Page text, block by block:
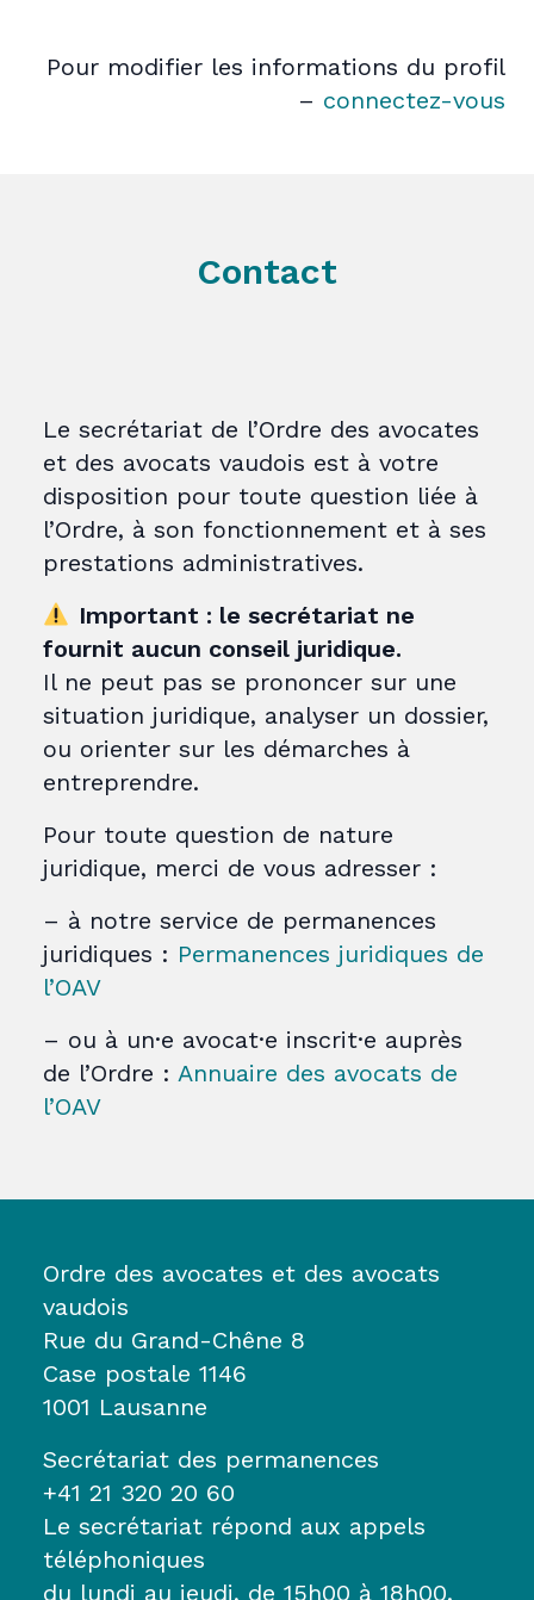
Pour modifier les informations du profil
– connectez-vous
Contact
Le secrétariat de l’Ordre des avocates
et des avocats vaudois est à votre
disposition pour toute question liée à
l’Ordre, à son fonctionnement et à ses
prestations administratives.
Important : le secrétariat ne
fournit aucun conseil juridique.
Il ne peut pas se prononcer sur une
situation juridique, analyser un dossier,
ou orienter sur les démarches à
entreprendre.
Pour toute question de nature
juridique, merci de vous adresser :
– à notre service de permanences
juridiques : Permanences juridiques de
l’OAV
– ou à un·e avocat·e inscrit·e auprès
de l’Ordre : Annuaire des avocats de
l’OAV
Ordre des avocates et des avocats
vaudois
Rue du Grand-Chêne 8
Case postale 1146
1001 Lausanne
Secrétariat des permanences
+41 21 320 20 60
Le secrétariat répond aux appels
téléphoniques
du lundi au jeudi, de 15h00 à 18h00.